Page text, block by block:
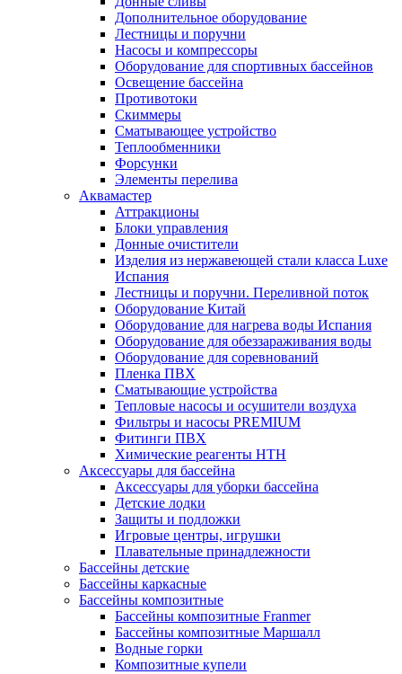
Дополнительное оборудование
Лестницы и поручни
Насосы и компрессоры
Оборудование для спортивных бассейнов
Освещение бассейна
Противотоки
Скиммеры
Сматывающее устройство
Теплообменники
Форсунки
Элементы перелива
Аквамастер
Аттракционы
Блоки управления
Донные очистители
Изделия из нержавеющей стали класса Luxe
Испания
Лестницы и поручни. Переливной поток
Оборудование Китай
Оборудование для нагрева воды Испания
Оборудование для обеззараживания воды
Оборудование для соревнований
Пленка ПВХ
Сматывающие устройства
Тепловые насосы и осушители воздуха
Фильтры и насосы PREMIUM
Фитинги ПВХ
Химические реагенты HTH
Аксессуары для бассейна
Аксессуары для уборки бассейна
Детские лодки
Защиты и подложки
Игровые центры, игрушки
Плавательные принадлежности
Бассейны детские
Бассейны каркасные
Бассейны композитные
Бассейны композитные Franmer
Бассейны композитные Маршалл
Водные горки
Композитные купели